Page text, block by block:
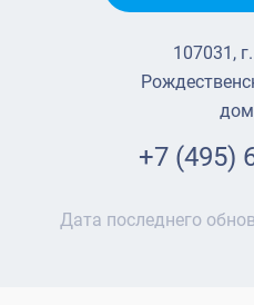
107031,
+7 (495)
Дата последнего